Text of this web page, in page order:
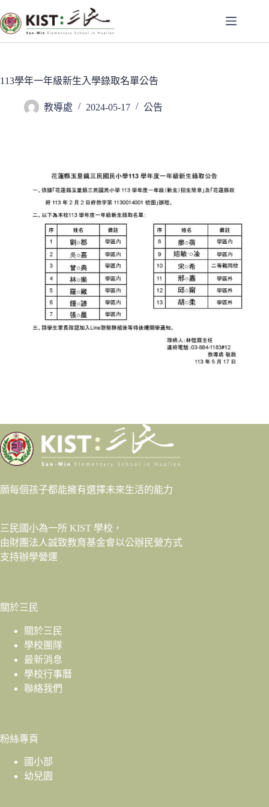
至
主
容
113學年一年級新生入學錄取名單公告
教導處 2024-05-17 公告
願每個孩子都能擁有選擇未來生活的能力
三民國小為一所 KIST 學校，
由財團法人誠致教育基金會以公辦民營方式
支持辦學營運
關於三民
關於三民
學校團隊
最新消息
學校行事曆
聯絡我們
粉絲專頁
國小部
幼兒園